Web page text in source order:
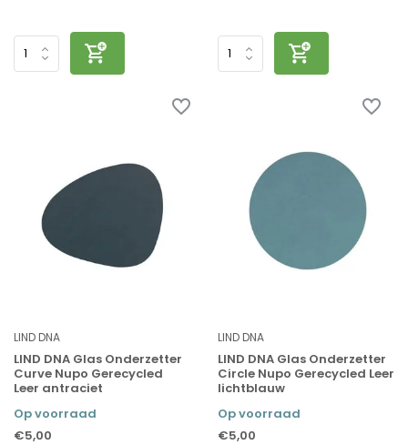
LIND DNA
LIND DNA Glas Onderzetter
Curve Nupo Gerecycled
Leer antraciet
Op voorraad
€5,00
LIND DNA
LIND DNA Glas Onderzetter
Circle Nupo Gerecycled Leer
lichtblauw
Op voorraad
€5,00